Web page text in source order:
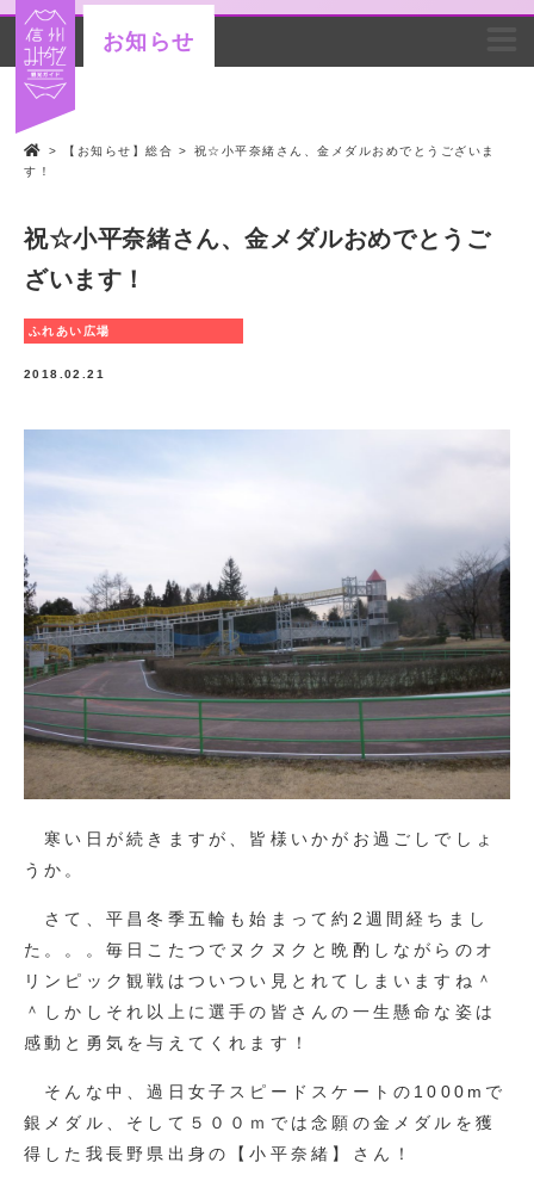
お知らせ
> 【お知らせ】総合 >
祝☆小平奈緒さん、金メダルおめでとうございま
す！
祝☆小平奈緒さん、金メダルおめでとうご
ざいます！
ふれあい広場
2018.02.21
寒い日が続きますが、皆様いかがお過ごしでしょ
うか。
さて、平昌冬季五輪も始まって約2週間経ちまし
た。。。毎日こたつでヌクヌクと晩酌しながらのオ
リンピック観戦はついつい見とれてしまいますね＾
＾しかしそれ以上に選手の皆さんの一生懸命な姿は
感動と勇気を与えてくれます！
そんな中、過日女子スピードスケートの1000mで
銀メダル、そして５００ｍでは念願の金メダルを獲
得した我長野県出身の【小平奈緒】さん！